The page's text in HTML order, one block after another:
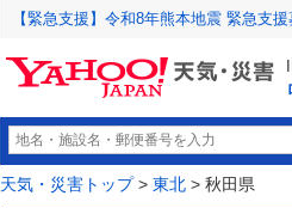
【緊急支援】令和8年熊本地震 緊急支
天気・災害トップ> 東北 > 秋田県